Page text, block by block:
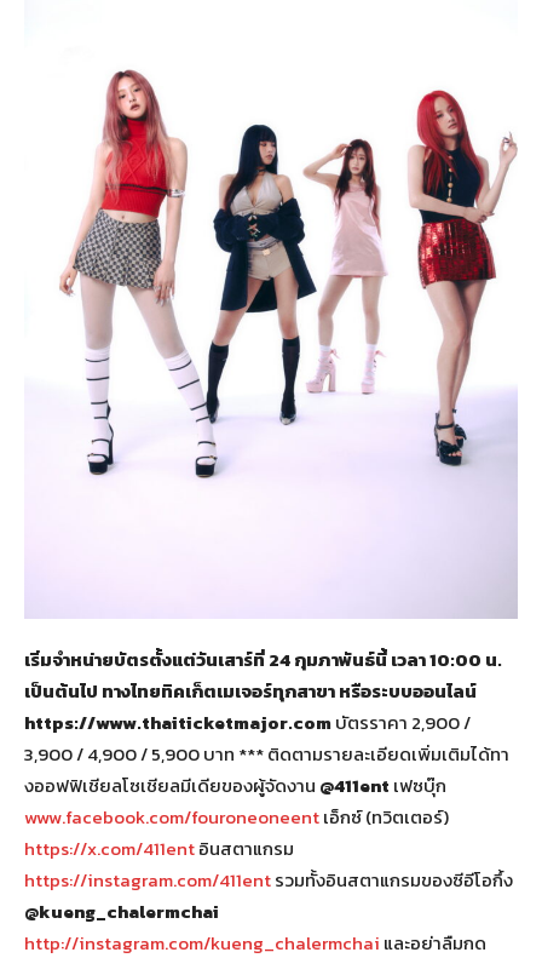
เริ่มจำหน่ายบัตรตั้งแต่วันเสาร์ที่24 กุมภาพันธ์นี้ เวลา 10:00 น.
เป็นต้นไป ทางไทยทิคเก็ตเมเจอร์ทุกสาขา หรือระบบออนไลน์
https://www.thaiticketmajor.comบัตรราคา 2,900 /
3,900 / 4,900 / 5,900 บาท *** ติดตามรายละเอียดเพิ่มเติมได้ทา
งออฟฟิเชียลโซเชียลมีเดียของผู้จัดงาน @411ent เฟซบุ๊ก
www.facebook.com/fouroneoneentเอ็กซ์ (ทวิตเตอร์)
https://x.com/411entอินสตาแกรม
https://instagram.com/411entรวมทั้งอินสตาแกรมของซีอีโอกึ้ง
@kueng_chalermchai
http://instagram.com/kueng_chalermchai และอย่าลืมกด